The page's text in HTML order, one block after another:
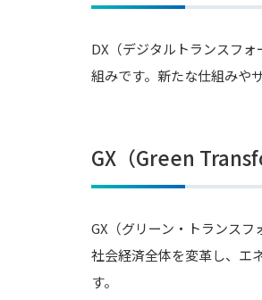
DX（デジタルトランスフ
組みです。新たな仕組みや
GX（Green
GX（グリーン・トランス
社会経済全体を変革し、エ
す。